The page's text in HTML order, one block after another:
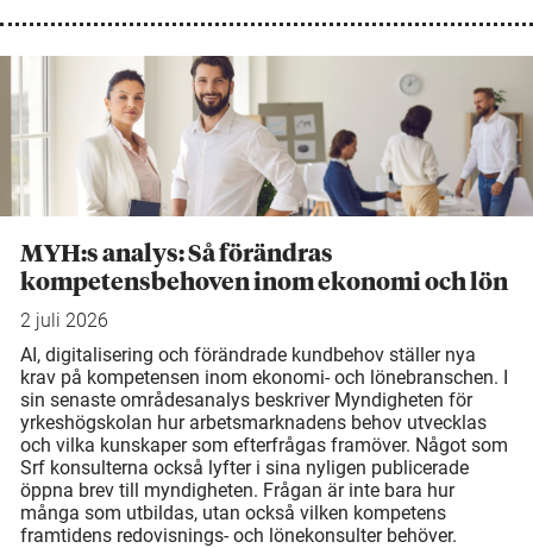
MYH:s analys: Så förändras
kompetensbehoven inom ekonomi och lön
2 juli 2026
AI, digitalisering och förändrade kundbehov ställer nya
krav på kompetensen inom ekonomi- och lönebranschen. I
sin senaste områdesanalys beskriver Myndigheten för
yrkeshögskolan hur arbetsmarknadens behov utvecklas
och vilka kunskaper som efterfrågas framöver. Något som
Srf konsulterna också lyfter i sina nyligen publicerade
öppna brev till myndigheten. Frågan är inte bara hur
många som utbildas, utan också vilken kompetens
framtidens redovisnings- och lönekonsulter behöver.